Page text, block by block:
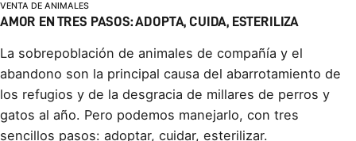
VENTA DE ANIMALES
AMOR EN TRES PASOS: ADOPTA, CUIDA, ESTERILIZA
La sobrepoblación de animales de compañía y el
abandono son la principal causa del abarrotamiento de
los refugios y de la desgracia de millares de perros y
gatos al año. Pero podemos manejarlo, con tres
sencillos pasos: adoptar, cuidar, esterilizar.